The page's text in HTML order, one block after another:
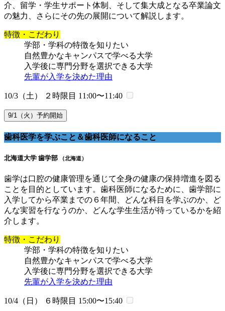
介、留学・学生サポート体制、そして集大成となる卒業論文
の魅力、さらにその先の展開について解説します。
特徴・こだわり
学部・学科の特徴を知りたい
自然豊かなキャンパスで学べる大学
入学後に専門分野を選択できる大学
先輩が入学を決めた理由
10/3（土） ２時限目 11:00〜11:40
9/1（火）予約開始
歯科医学を学ぶこと＆歯科医師になること
北海道大学 歯学部 （北海道）
歯学は口腔の健康管理を通じて全身の健康の保持増進を図る
ことを目的としています。歯科医師になるために、歯学部に
入学してから卒業までの６年間、どんな科目を学ぶのか、ど
んな実習を行なうのか、どんな学生生活が待っているかを紹
介します。
特徴・こだわり
学部・学科の特徴を知りたい
自然豊かなキャンパスで学べる大学
入学後に専門分野を選択できる大学
先輩が入学を決めた理由
10/4（日） ６時限目 15:00〜15:40